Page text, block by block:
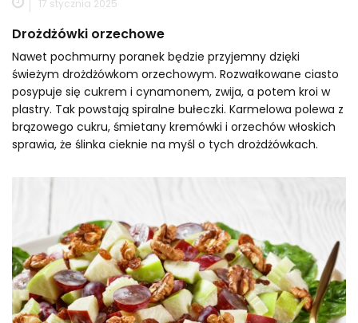
17 stycznia 2025
Drożdżówki orzechowe
Nawet pochmurny poranek będzie przyjemny dzięki
świeżym drożdżówkom orzechowym. Rozwałkowane ciasto
posypuje się cukrem i cynamonem, zwija, a potem kroi w
plastry. Tak powstają spiralne bułeczki. Karmelowa polewa z
brązowego cukru, śmietany kremówki i orzechów włoskich
sprawia, że ślinka cieknie na myśl o tych drożdżówkach.